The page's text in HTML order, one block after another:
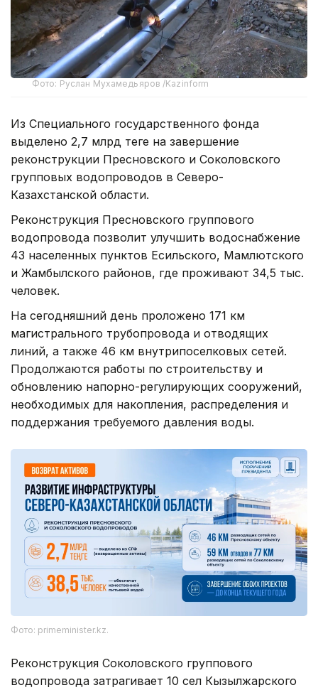
Фото: Руслан Мухамедьяров /Kazinform
Из Специального государственного фонда
выделено 2,7 млрд теңге на завершение
реконструкции Пресновского и Соколовского
групповых водопроводов в Северо-
Казахстанской области.
Реконструкция Пресновского группового
водопровода позволит улучшить водоснабжение
43 населенных пунктов Есильского, Мамлютского
и Жамбылского районов, где проживают 34,5 тыс.
человек.
На сегодняшний день проложено 171 км
магистрального трубопровода и отводящих
линий, а также 46 км внутрипоселковых сетей.
Продолжаются работы по строительству и
обновлению напорно-регулирующих сооружений,
необходимых для накопления, распределения и
поддержания требуемого давления воды.
Фото: primeminister.kz.
Реконструкция Соколовского группового
водопровода затрагивает 10 сел Кызылжарского